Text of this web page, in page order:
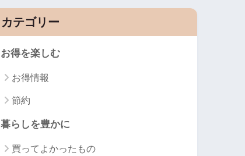
カテゴリー
お得を楽しむ
お得情報
節約
暮らしを豊かに
買ってよかったもの